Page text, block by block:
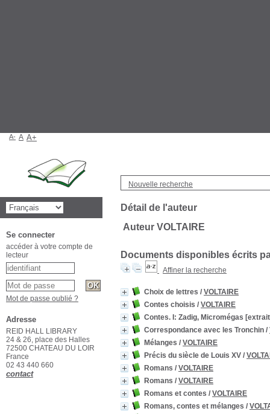
Nouvelle recherche
Détail de l'auteur
Auteur VOLTAIRE
Documents disponibles écrits
Affiner la recherche
Choix de lettres / VOLTAIRE
Contes choisis / VOLTAIRE
Contes. I: Zadig, Micromégas
Correspondance avec les Tronchin /
Mélanges / VOLTAIRE
Précis du siècle de Louis XV /
Romans / VOLTAIRE
Romans / VOLTAIRE
Romans et contes / VOLTAIRE
Romans, contes et mélanges /
A- A A+
Se connecter
accéder à votre compte de
lecteur
Mot de passe oublié ?
Adresse
REID HALL LIBRARY
24 & 26, place des Halles
72500 CHATEAU DU LOIR
France
02 43 440 660
contact